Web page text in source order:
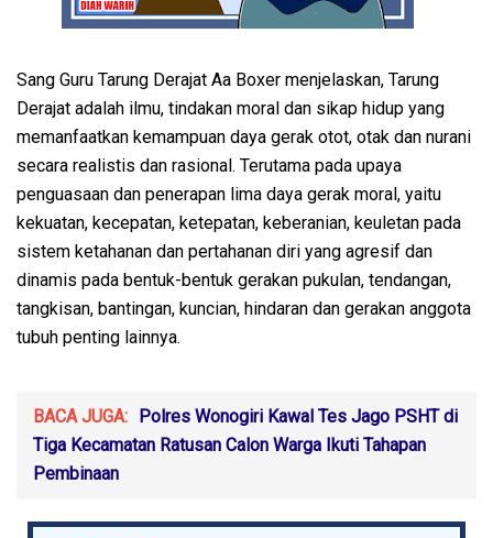
Sang Guru Tarung Derajat Aa Boxer menjelaskan, Tarung
Derajat adalah ilmu, tindakan moral dan sikap hidup yang
memanfaatkan kemampuan daya gerak otot, otak dan nurani
secara realistis dan rasional. Terutama pada upaya
penguasaan dan penerapan lima daya gerak moral, yaitu
kekuatan, kecepatan, ketepatan, keberanian, keuletan pada
sistem ketahanan dan pertahanan diri yang agresif dan
dinamis pada bentuk-bentuk gerakan pukulan, tendangan,
tangkisan, bantingan, kuncian, hindaran dan gerakan anggota
tubuh penting lainnya.
BACA JUGA:
Polres Wonogiri Kawal Tes Jago PSHT di
Tiga Kecamatan Ratusan Calon Warga Ikuti Tahapan
Pembinaan